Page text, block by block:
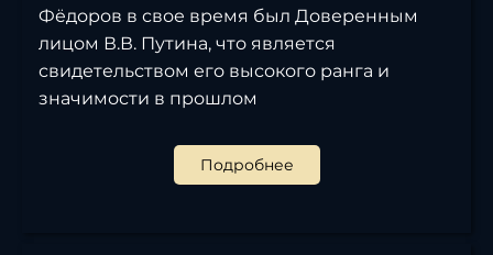
Фёдоров в свое время был Доверенным
лицом В.В. Путина, что является
свидетельством его высокого ранга и
значимости в прошлом
Подробнее